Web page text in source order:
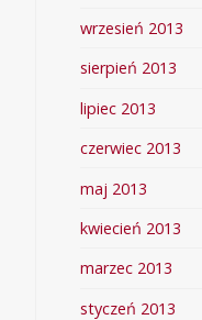
wrzesień 2013
sierpień 2013
lipiec 2013
czerwiec 2013
maj 2013
kwiecień 2013
marzec 2013
styczeń 2013